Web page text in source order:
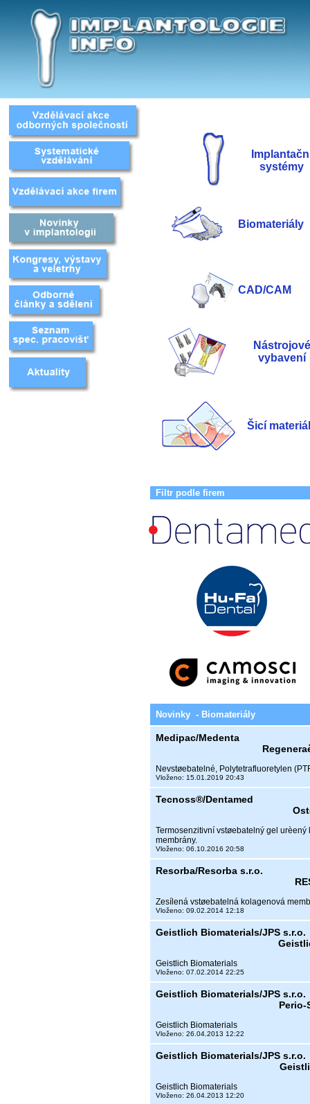
systémy
Biomateriály
CAD/CAM
Nástrojové
vybavení
Šicí
Filtr podle firem
Novinky - Biomateriály
Medipac/Medenta
Nevstøebatelné, Polytetrafluoretylen
Vloženo: 15.01.2019 20:43
Tecnoss®/Dentamed
Termosenzitivní vstøebatelný gel
membrány.
Vloženo: 06.10.2016 20:58
Resorba/Resorba s.r.o.
Zesílená vstøebatelná kolagenová
Vloženo: 09.02.2014 12:18
Geistlich Biomaterials/JPS s.r.o.
Geistlich Biomaterials
Vloženo: 07.02.2014 22:25
Geistlich Biomaterials/JPS s.r.o.
Perio-
Geistlich Biomaterials
Vloženo: 26.04.2013 12:22
Geistlich Biomaterials/JPS s.r.o.
Geistlich Biomaterials
Vloženo: 26.04.2013 12:20